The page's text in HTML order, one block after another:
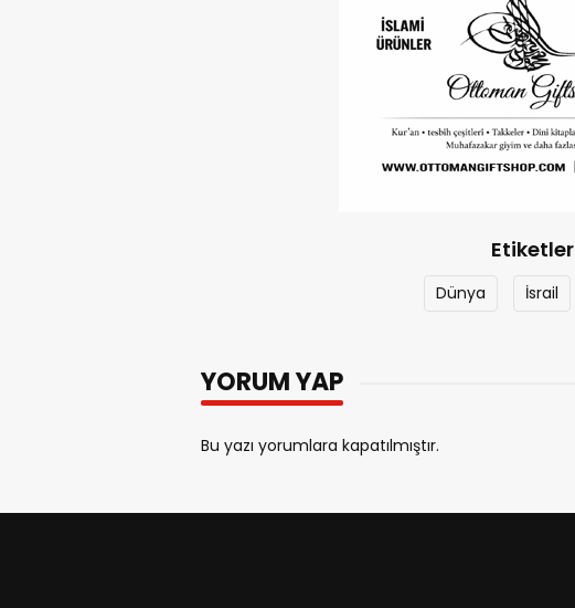
Etiketler
Dünya İsrail
YORUM YAP
Bu yazı yorumlara kapatılmıştır.